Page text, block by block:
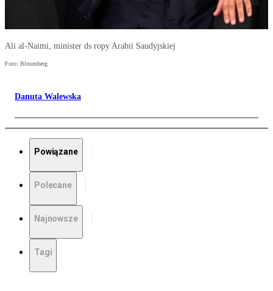
Ali al-Naimi, minister ds ropy Arabii Saudyjskiej
Foto: Bloomberg
Danuta Walewska
Powiązane
Polecane
Najnowsze
Tagi